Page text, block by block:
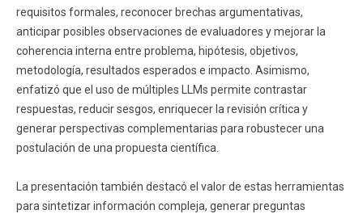
requisitos formales, reconocer brechas argumentativas,
anticipar posibles observaciones de evaluadores y mejorar la
coherencia interna entre problema, hipótesis, objetivos,
metodología, resultados esperados e impacto. Asimismo,
enfatizó que el uso de múltiples LLMs permite contrastar
respuestas, reducir sesgos, enriquecer la revisión crítica y
generar perspectivas complementarias para robustecer una
postulación de una propuesta científica.
La presentación también destacó el valor de estas herramientas
para sintetizar información compleja, generar preguntas